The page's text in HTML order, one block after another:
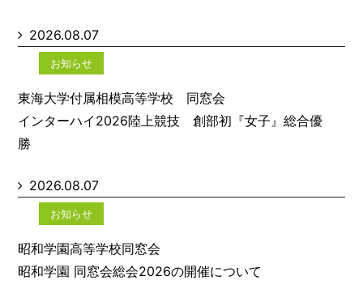
2026.08.07
お知らせ
東海大学付属相模高等学校 同窓会
インターハイ2026陸上競技 創部初『女子』総合優
勝
2026.08.07
お知らせ
昭和学園高等学校同窓会
昭和学園 同窓会総会2026の開催について